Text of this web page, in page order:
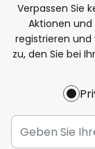
Verpassen Sie
Aktionen
registrieren und
zu, den Sie bei